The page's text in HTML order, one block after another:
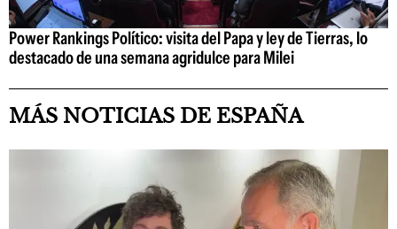
Power Rankings Político: visita del Papa y ley de Tierras, lo
destacado de una semana agridulce para Milei
MÁS NOTICIAS DE ESPAÑA